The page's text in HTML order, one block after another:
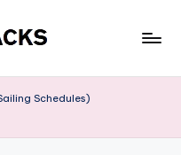
Schedules)